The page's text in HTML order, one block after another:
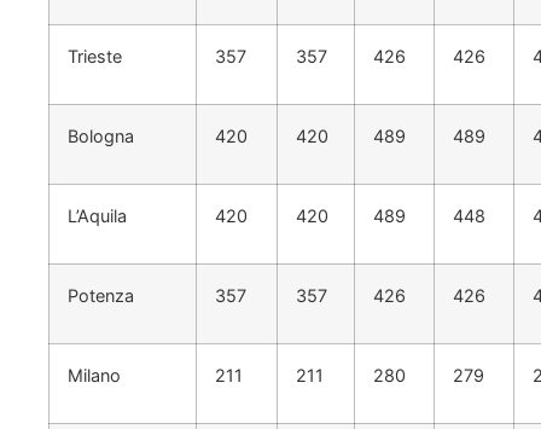
Trieste 357 357 426 426
Bologna 420 420 489 489
L’Aquila 420 420 489 448
Potenza 357 357 426 426
Milano 211 211 280 279